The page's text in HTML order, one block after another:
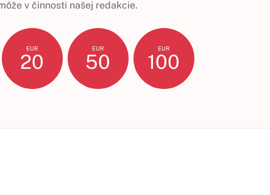
v činnosti našej redakcie.
EUR
20
EUR
50
EUR
100